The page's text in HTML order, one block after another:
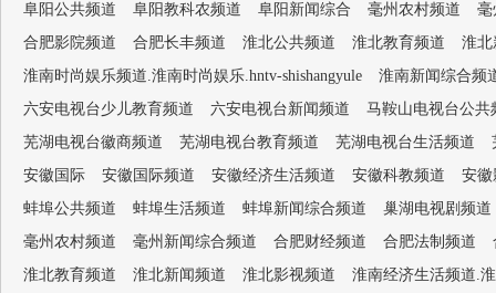
阜阳公共频道
阜阳教科农频道 阜阳新闻综合 毫州农村频道
毫
合肥影院频道
合肥长丰频道 淮北公共频道 淮北教育频道
淮北
淮南时尚娱乐频道.淮南时尚娱乐.hntv-shishangyule
淮南新闻综合频
六安电视台少儿教育频道
六安电视台新闻频道
马鞍山电视台公共
芜湖电视台徽商频道
芜湖电视台教育频道 芜湖电视台生活频道
安徽国际
安徽国际频道 安徽经济生活频道 安徽科教频道
安徽
蚌埠公共频道
蚌埠生活频道 蚌埠新闻综合频道
巢湖电视剧频道
毫州农村频道
毫州新闻综合频道 合肥财经频道 合肥法制频道
淮北教育频道
淮北新闻频道 淮北影视频道
淮南经济生活频道.